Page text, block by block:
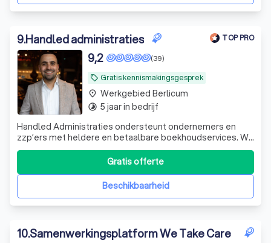
9.Handled administraties TOP PRO
local_offer Gratis kennismakingsgesprek
(39)
9,2
Handled Administraties ondersteunt ondernemers en
zzp’ers met heldere en betaalbare boekhoudservices. Wij
zorgen dat jouw administratie klopt, zodat jij je kunt
focussen op de groei van je bedrijf. Persoonlijk,
transparant en zonder poespas: jouw administratie,
professioneel handled.Beschikbaarheid
Gratis offerte
place Werkgebied Berlicum
timelapse 5 jaar in bedrijf
10.Samenwerkingsplatform We Take Care